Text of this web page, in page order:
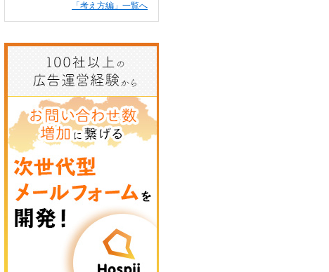
「考え方編」一覧へ